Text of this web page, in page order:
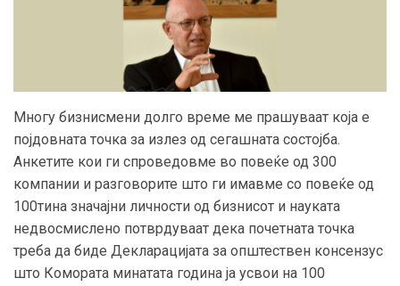
Многу бизнисмени долго време ме прашуваат која е
појдовната точка за излез од сегашната состојба.
Анкетите кои ги спроведовме во повеќе од 300
компании и разговорите што ги имавме со повеќе од
100тина значајни личности од бизнисот и науката
недвосмислено потврдуваат дека почетната точка
треба да биде Декларацијата за општествен консензус
што Комората минатата година ја усвои на 100